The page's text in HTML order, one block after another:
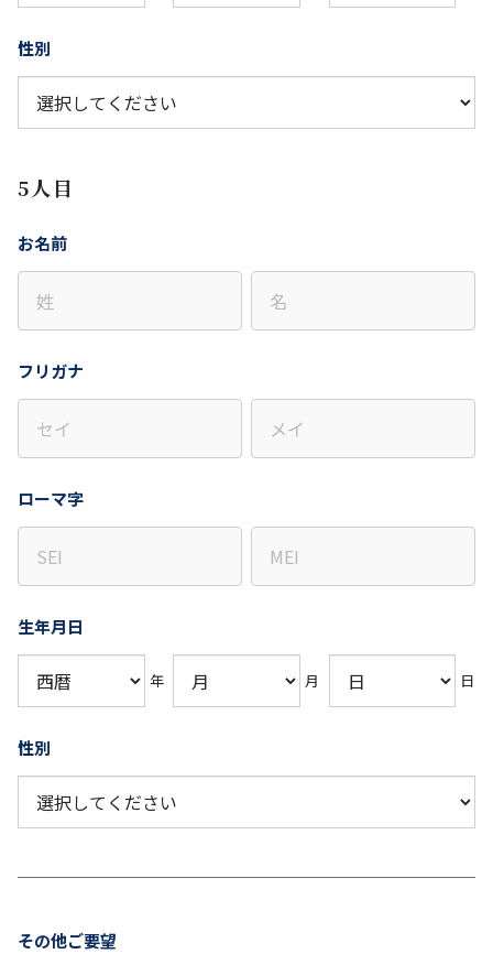
性別
5人目
お名前
フリガナ
ローマ字
生年月日
年 月 日
性別
その他ご要望